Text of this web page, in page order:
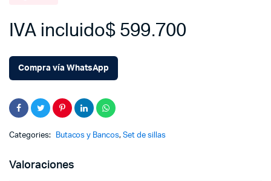
$599.700
IVA incluido
Compra vía WhatsApp
Categories: Butacos y Bancos,Set de sillas
Valoraciones